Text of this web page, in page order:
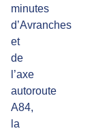
minutes
d’Avranches
et
de
l’axe
autoroute
A84,
la